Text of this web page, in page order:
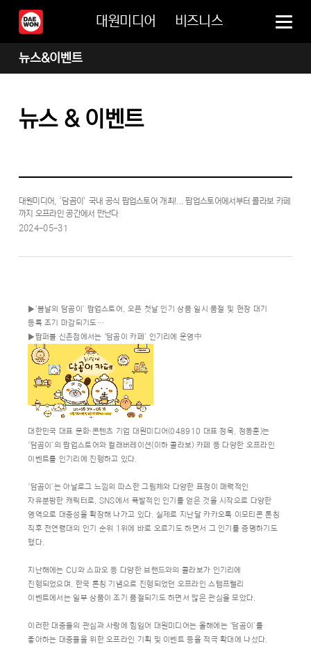
대원미디어 비즈니스
뉴스&이벤트
뉴스 & 이벤트
대원미디어, ‘담곰이’ 국내 공식 팝업스토어 개최!... 팝업스토어에서부터 콜라보 카페
까지 오프라인 공간에서 만난다
2024-05-31
▶’봄날의 담곰이’ 팝업스토어, 오픈 첫날 인기 상품 일시 품절 및 현장 대기
등록 조기 마감되기도…
▶팝퍼블 신촌점에서는 ‘담곰이 카페’ 인기리에 운영中
대한민국 대표 문화∙콘텐츠 기업 대원미디어(048910 대표 정욱, 정동훈)는
‘담곰이’의 팝업스토어와 컬래버레이션(이하 콜라보) 카페 등 다양한 오프라인
이벤트를 인기리에 진행하고 있다.
‘담곰이’는 아날로그 느낌의 따스한 그림체와 다양한 표정이 매력적인
자유분방한 캐릭터로, SNS에서 폭발적인 인기를 얻은 것을 시작으로 다양한
영역으로 대중성을 확장해 나가고 있다. 실제로 지난달 카카오톡 이모티콘 론칭
직후 전연령대의 인기 순위 1위에 바로 오르기도 하면서 그 인기를 증명하기도
했다.
지난해에는 CU와 스파오 등 다양한 브랜드와의 콜라보가 인기리에
진행되었으며, 한국 론칭 기념으로 진행되었던 오프라인 스탬프랠리
이벤트에서는 일부 상품이 조기 품절되기도 하면서 많은 관심을 모았다.
이러한 대중들의 관심과 사랑에 힘입어 대원미디어는 올해에는 ‘담곰이’를
좋아하는 대중들을 위한 오프라인 기획 및 이벤트 등을 적극 확대에 나섰다.